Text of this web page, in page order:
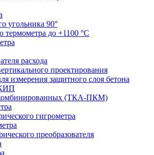
угольника 90°
термометра до +1100 °С
расхода
проектирования
измерения защитного слоя бетона
(ТКА-ПКМ)
гигрометра
преобразователя